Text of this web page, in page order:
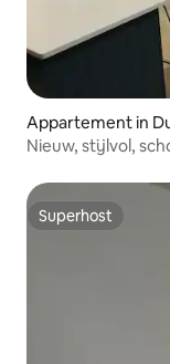
Appartement in
Nieuw, stijlvol,
Superhost
Superhost